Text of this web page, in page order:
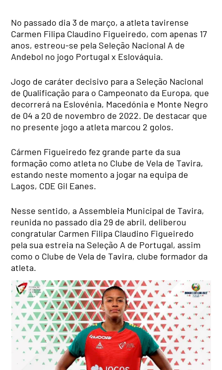
No passado dia 3 de março, a atleta tavirense
Carmen Filipa Claudino Figueiredo, com apenas 17
anos, estreou-se pela Seleção Nacional A de
Andebol no jogo Portugal x Eslováquia.
Jogo de caráter decisivo para a Seleção Nacional
de Qualificação para o Campeonato da Europa, que
decorrerá na Eslovénia, Macedónia e Monte Negro
de 04 a 20 de novembro de 2022. De destacar que
no presente jogo a atleta marcou 2 golos.
Cármen Figueiredo fez grande parte da sua
formação como atleta no Clube de Vela de Tavira,
estando neste momento a jogar na equipa de
Lagos, CDE Gil Eanes.
Nesse sentido, a Assembleia Municipal de Tavira,
reunida no passado dia 29 de abril, deliberou
congratular Carmen Filipa Claudino Figueiredo
pela sua estreia na Seleção A de Portugal, assim
como o Clube de Vela de Tavira, clube formador da
atleta.